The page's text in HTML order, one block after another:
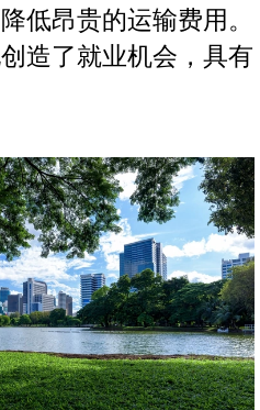
低昂贵的运输费用。
造了就业机会，具有